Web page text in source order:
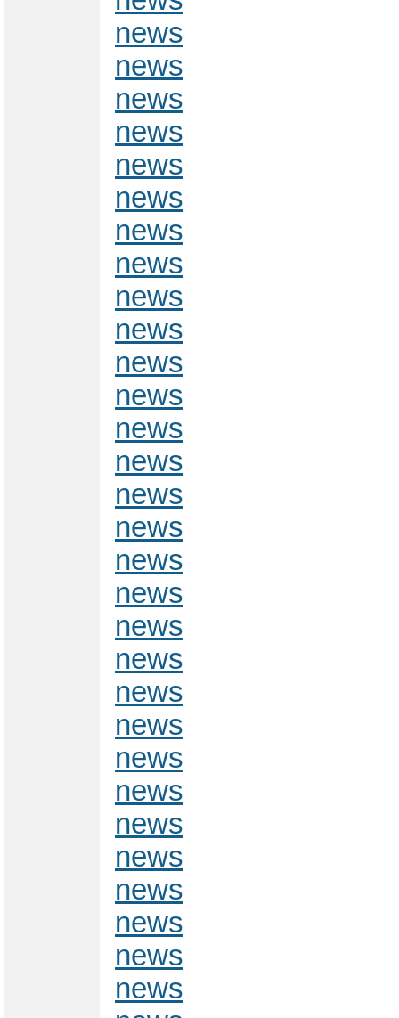
news
news
news
news
news
news
news
news
news
news
news
news
news
news
news
news
news
news
news
news
news
news
news
news
news
news
news
news
news
news